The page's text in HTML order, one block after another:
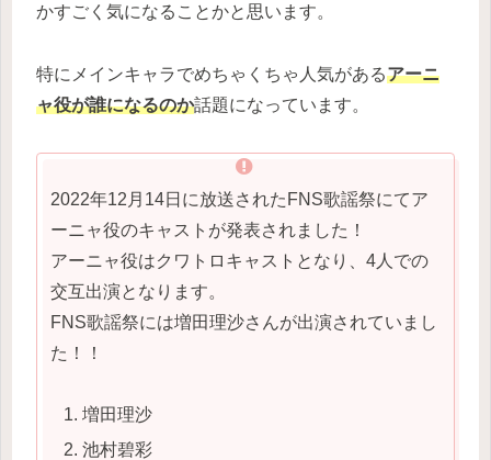
かすごく気になることかと思います。
特にメインキャラでめちゃくちゃ人気があるアーニ
ャ役が誰になるのか話題になっています。
2022年12月14日に放送されたFNS歌謡祭にてア
ーニャ役のキャストが発表されました！
アーニャ役はクワトロキャストとなり、4人での
交互出演となります。
FNS歌謡祭には増田理沙さんが出演されていまし
た！！
増田理沙
池村碧彩